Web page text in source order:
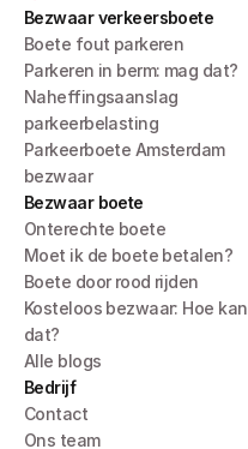
Bezwaar verkeersboete
Boete fout parkeren
Parkeren in berm: mag dat?
Naheffingsaanslag
parkeerbelasting
Parkeerboete Amsterdam
bezwaar
Bezwaar boete
Onterechte boete
Moet ik de boete betalen?
Boete door rood rijden
Kosteloos bezwaar: Hoe kan
dat?
Alle blogs
Bedrijf
Contact
Ons team